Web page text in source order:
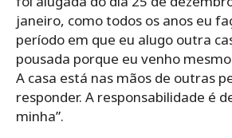
janeiro, como todos os anos eu
período em que eu alugo outra
pousada porque eu venho
A casa está nas mãos de outras
responder. A responsabilidade é
minha”.